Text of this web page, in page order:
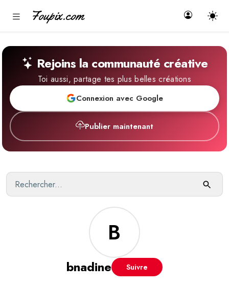
Foupix.com
Rejoins la communauté créative
Toi aussi, partage tes plus belles créations
Connexion avec Google
Publier maintenant
B
bnadine Suivre